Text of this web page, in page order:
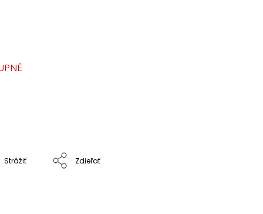
Strážiť Zdieľať